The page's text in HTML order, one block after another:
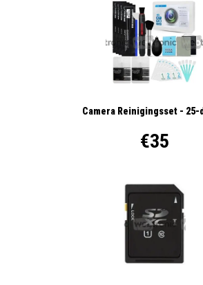
Camera Reinigingsset - 25-
€35